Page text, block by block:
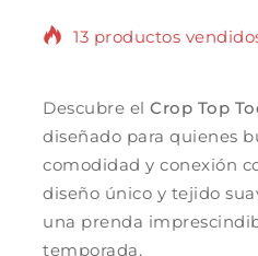
13 productos
en su carrito.
Descubre el Crop Top
diseñado para quienes
comodidad y conexión
diseño único y tejido
una prenda
temporada.